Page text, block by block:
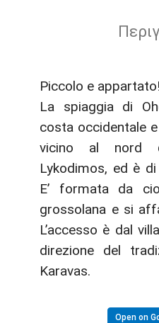
Piccolo e appartato!
La spiaggia di
costa occidentale
vicino al nord
Lykodimos, ed è
E’ formata da
grossolana e si
L’accesso è dal
direzione del
Karavas.
Open on